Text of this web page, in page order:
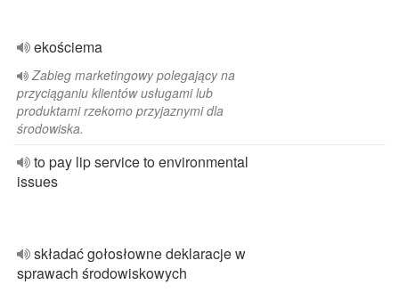
ekościema
Zabieg marketingowy polegający na
przyciąganiu klientów usługami lub
produktami rzekomo przyjaznymi dla
środowiska.
to pay lip service to environmental
issues
składać gołosłowne deklaracje w
sprawach środowiskowych